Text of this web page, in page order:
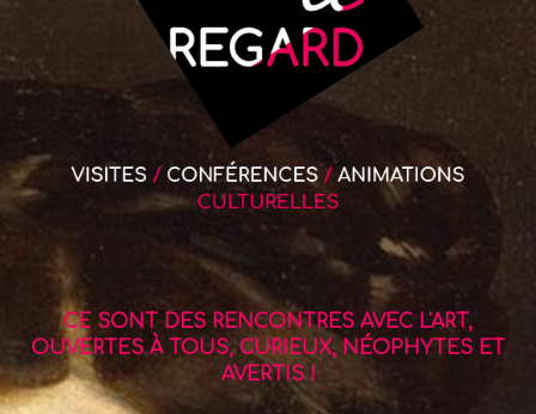
CE SONT DES RENCONTRES AVEC L'ART,
OUVERTES À TOUS, CURIEUX, NÉOPHYTES ET
AVERTIS !